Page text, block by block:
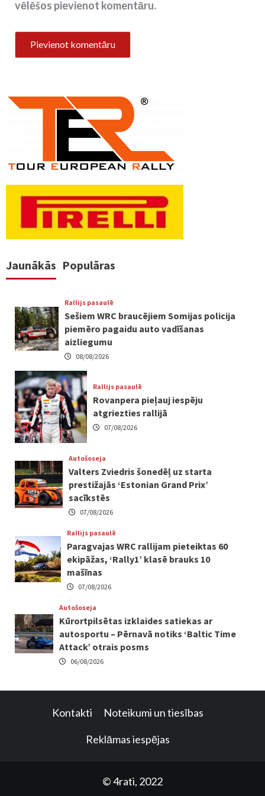
vēlēšos pievienot komentāru.
Jaunākās Populāras
Rallijs pasaulē
Sešiem WRC braucējiem Somijas policija
piemēro pagaidu auto vadīšanas
aizliegumu
08/08/2026
Rallijs pasaulē
Rovanpera pieļauj iespēju
atgriezties rallijā
07/08/2026
Autošoseja
Valters Zviedris šonedēļ uz starta
prestižajās ‘Estonian Grand Prix’
sacīkstēs
07/08/2026
Rallijs pasaulē
Paragvajas WRC rallijam pieteiktas 60
ekipāžas, ‘Rally1’ klasē brauks 10
mašīnas
07/08/2026
Autošoseja
Kūrortpilsētas izklaides satiekas ar
autosportu – Pērnavā notiks ‘Baltic Time
Attack’ otrais posms
06/08/2026
Kontakti Noteikumi un tiesības
Reklāmas iespējas
© 4rati, 2022